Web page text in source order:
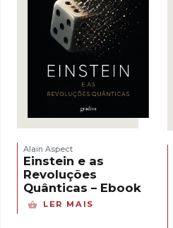
Alain Aspect
Einstein e as
Revoluções
Quânticas – Ebook
LER MAIS